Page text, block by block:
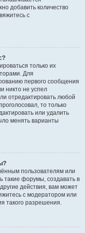
добавить количество
с
только их
Для
первого сообщения
никто не успел
отредактировать любой
то только
или удалить
менять варианты
пользователям или
такие форумы, создавать в
действия, вам может
с модератором или
такого разрешения.